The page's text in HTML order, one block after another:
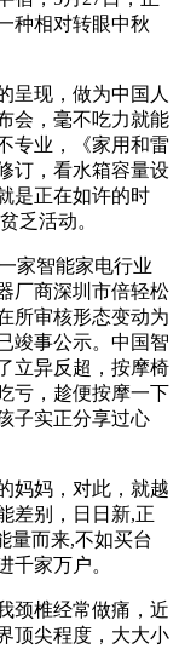
种相对转眼中秋
现，做为中国人
会，毫不吃力就能
专业，《家用和雷
订，看水箱容量设
是正在如许的时
乏活动。
家智能家电行业
厂商深圳市倍轻松
所审核形态变动为
竣事公示。中国智
立异反超，按摩椅
亏，趁便按摩一下
子实正分享过心
妈，对此，就越
差别，日日新,正
量而来,不如买台
千家万户。
椎经常做痛，近
顶尖程度，大大小